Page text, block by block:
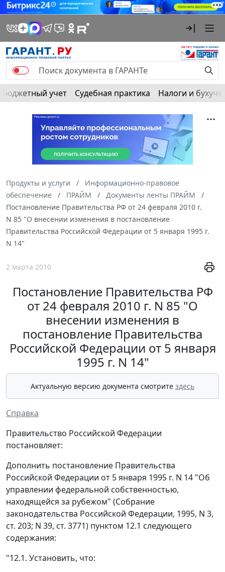
Бюджетный учет Судебная практика Налоги и
Продукты и услуги
Информационно-правовое
обеспечение
ПРАЙМ
Документы ленты ПРАЙМ
Постановление Правительства РФ от 24 февраля 2010 г.
N 85 "О внесении изменения в постановление
Правительства Российской Федерации от 5 января 1995 г.
N 14"
2 марта 2010
Постановление Правительства РФ
от 24 февраля 2010 г. N 85 "О
внесении изменения в
постановление Правительства
Российской Федерации от 5 января
1995 г. N 14"
Актуальную версию документа смотрите здесь
Справка
Правительство Российской Федерации
постановляет:
Дополнить постановление Правительства
Российской Федерации от 5 января 1995 г. N 14 "Об
управлении федеральной собственностью,
находящейся за рубежом" (Собрание
законодательства Российской Федерации, 1995, N 3,
ст. 203; N 39, ст. 3771) пунктом 12.1 следующего
содержания:
"12.1. Установить, что: